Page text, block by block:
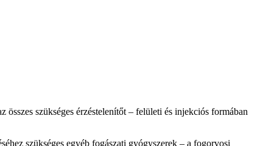
szükséges érzéstelenítőt – felületi és injekciós formában
szükséges egyéb fogászati gyógyszerek – a fogorvosi